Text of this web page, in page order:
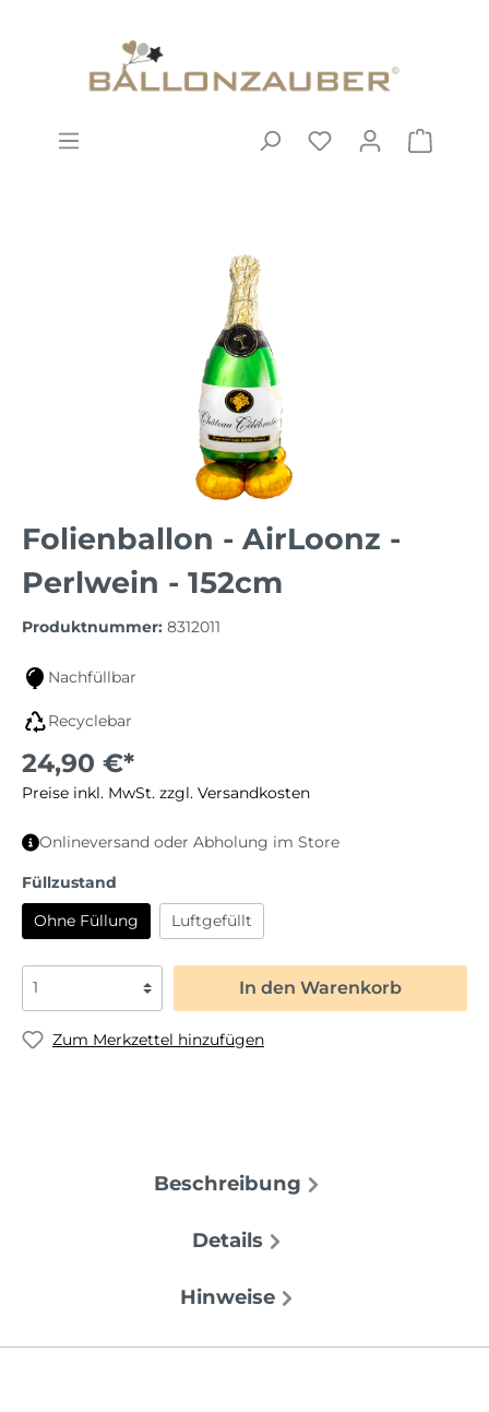
Folienballon - AirLoonz -
Perlwein - 152cm
Produktnummer: 8312011
Nachfüllbar
Recyclebar
24,90 €*
Preise inkl. MwSt. zzgl. Versandkosten
Onlineversand oder Abholung im Store
Füllzustand
Ohne Füllung
Luftgefüllt
In den Warenkorb
Zum Merkzettel hinzufügen
Beschreibung
Details
Hinweise